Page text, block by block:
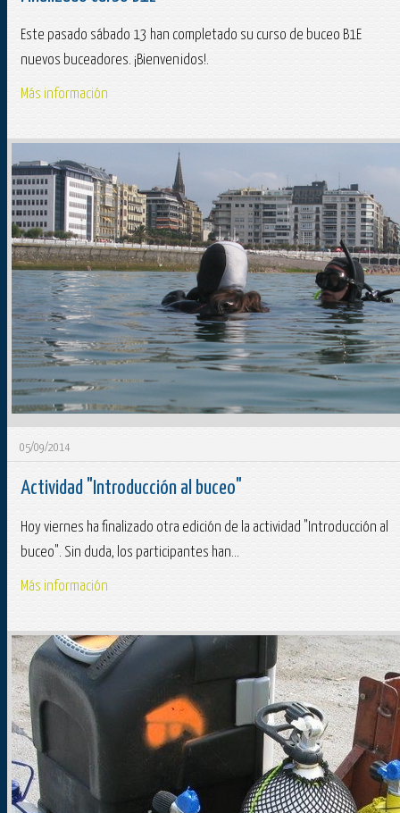
Este pasado sábado 13 han completado su curso de buceo B1E
nuevos buceadores. ¡Bienvenidos!.
Más información
05/09/2014
Actividad "Introducción al buceo"
Hoy viernes ha finalizado otra edición de la actividad "Introducción al
buceo". Sin duda, los participantes han...
Más información